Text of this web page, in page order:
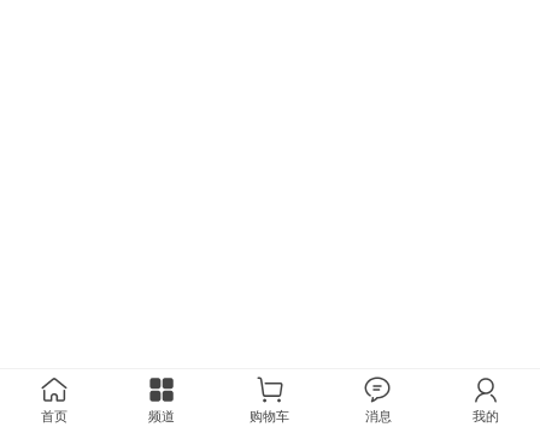
首页 频道 购物车 消息 我的